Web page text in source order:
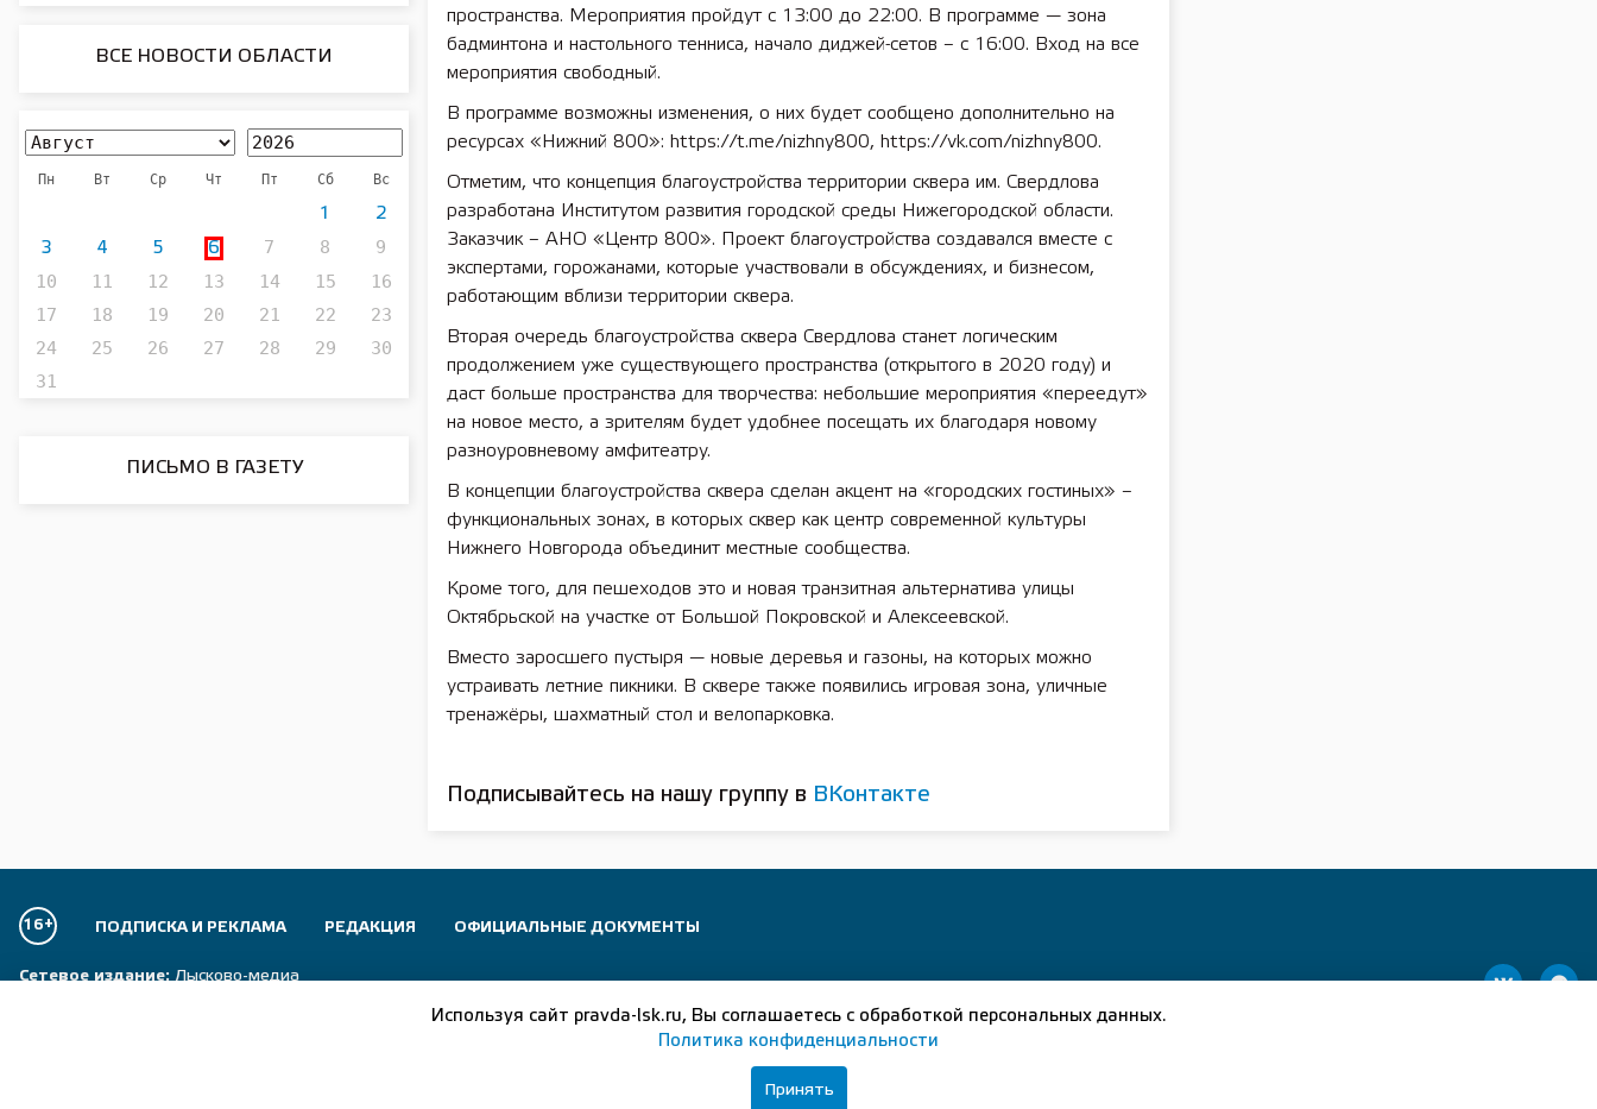
ВСЕ НОВОСТИ ОБЛАСТИ
Пн Вт Ср Чт Пт Сб Вс
1 2
3 4 5 6 7 8
9
10
11 12 13 14 15
16
17
18 19 20 21 22
23
24
25 26 27 28 29
30
31
ПИСЬМО В ГАЗЕТУ
пространства. Мероприятия пройдут с 13:00 до 22:00. В программе — зона
бадминтона и настольного тенниса, начало диджей-сетов – с 16:00. Вход на все
мероприятия свободный.
В программе возможны изменения, о них будет сообщено дополнительно на
ресурсах «Нижний 800»: https://t.me/nizhny800, https://vk.com/nizhny800.
Отметим, что концепция благоустройства территории сквера им. Свердлова
разработана Институтом развития городской среды Нижегородской области.
Заказчик – АНО «Центр 800». Проект благоустройства создавался вместе с
экспертами, горожанами, которые участвовали в обсуждениях, и бизнесом,
работающим вблизи территории сквера.
Вторая очередь благоустройства сквера Свердлова станет логическим
продолжением уже существующего пространства (открытого в 2020 году) и
даст больше пространства для творчества: небольшие мероприятия «переедут»
на новое место, а зрителям будет удобнее посещать их благодаря новому
разноуровневому амфитеатру.
В концепции благоустройства сквера сделан акцент на «городских гостиных» –
функциональных зонах, в которых сквер как центр современной культуры
Нижнего Новгорода объединит местные сообщества.
Кроме того, для пешеходов это и новая транзитная альтернатива улицы
Октябрьской на участке от Большой Покровской и Алексеевской.
Вместо заросшего пустыря — новые деревья и газоны, на которых можно
устраивать летние пикники. В сквере также появились игровая зона, уличные
тренажёры, шахматный стол и велопарковка.
Подписывайтесь на нашу группу в ВКонтакте
16+ ПОДПИСКА И РЕКЛАМА РЕДАКЦИЯ ОФИЦИАЛЬНЫЕ ДОКУМЕНТЫ
Сетевое издание: Лысково-медиа
Используя сайт pravda-lsk.ru, Вы соглашаетесь с обработкой персональных данных.
Политика конфиденциальности
Принять